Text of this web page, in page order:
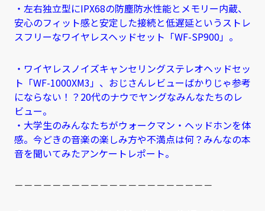
・左右独立型にIPX68の防塵防水性能とメモリー内蔵、
安心のフィット感と安定した接続と低遅延というストレ
スフリーなワイヤレスヘッドセット「WF-SP900」。
・ワイヤレスノイズキャンセリングステレオヘッドセッ
ト「WF-1000XM3」、おじさんレビューばかりじゃ参考
にならない！？20代のナウでヤングなみんなたちのレ
ビュー。
・大学生のみんなたちがウォークマン・ヘッドホンを体
感。今どきの音楽の楽しみ方や不満点は何？みんなの本
音を聞いてみたアンケートレポート。
－－－－－－－－－－－－－－－－－－－－－